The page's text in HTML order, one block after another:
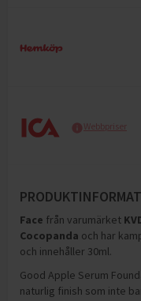
Webbpriser
Face från varumärket
Cocopanda och har
och innehåller 30ml.
Good Apple Serum
naturlig finish som inte